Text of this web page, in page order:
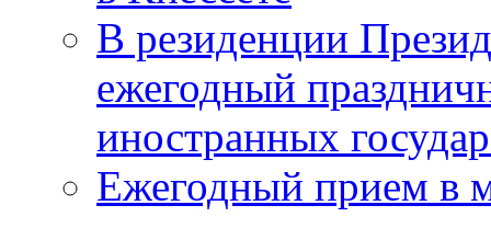
В резиденции
ежегодный
иностранных
Ежегодный прием в